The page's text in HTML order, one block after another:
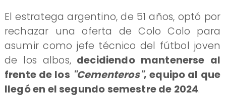
El estratega argentino, de 51 años, optó por
rechazar una oferta de Colo Colo para
asumir como jefe técnico del fútbol joven
de los albos,decidiendo mantenerse al
frente de los "Cementeros", equipo al que
llegó en el segundo semestre de 2024.